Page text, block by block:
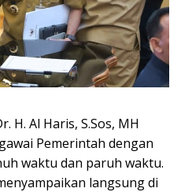
H. Al Haris, S.Sos, MH
Pemerintah dengan
waktu dan paruh waktu.
langsung di